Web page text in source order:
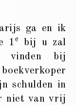
ga en ik
1e
bij u zal
bij
schulden in
niet van vrij